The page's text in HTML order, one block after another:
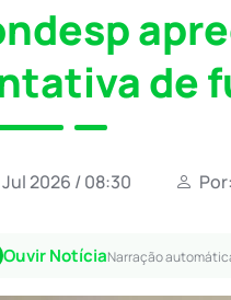
de
2026 / 08:30
Ouvir NotíciaNarração